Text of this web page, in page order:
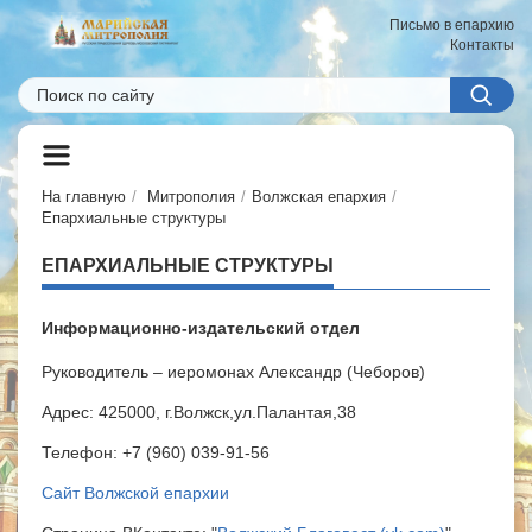
Письмо в епархию
Контакты
На главную Митрополия
Волжская епархия
Епархиальные структуры
ЕПАРХИАЛЬНЫЕ СТРУКТУРЫ
Информационно-издательский отдел
Руководитель – иеромонах Александр (Чеборов)
Адрес: 425000, г.Волжск,ул.Палантая,38
Телефон: +7 (960) 039-91-56
Сайт Волжской епархии